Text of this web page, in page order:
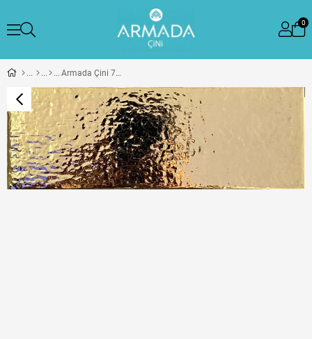
0
Armada Çini 7x21 Cm Tuğla Bronz Çini Seramik